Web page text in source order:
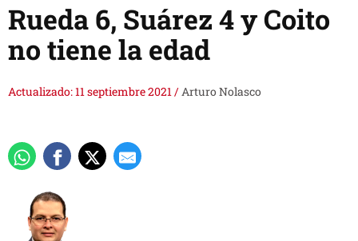
Rueda 6, Suárez 4 y Coito
no tiene la edad
Actualizado: 11 septiembre 2021/Arturo Nolasco